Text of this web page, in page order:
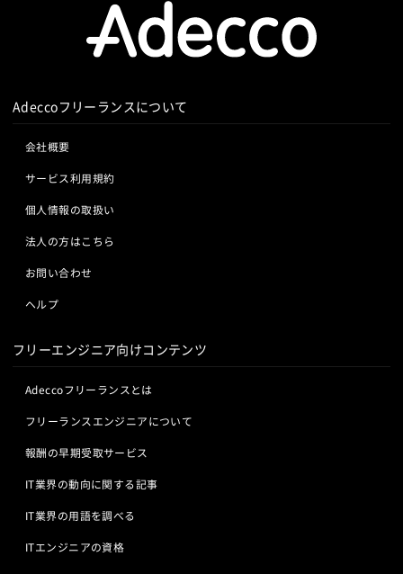
Adeccoフリーランスについて
会社概要
サービス利用規約
個人情報の取扱い
法人の方はこちら
お問い合わせ
ヘルプ
フリーエンジニア向けコンテンツ
Adeccoフリーランスとは
フリーランスエンジニアについて
報酬の早期受取サービス
IT業界の動向に関する記事
IT業界の用語を調べる
ITエンジニアの資格